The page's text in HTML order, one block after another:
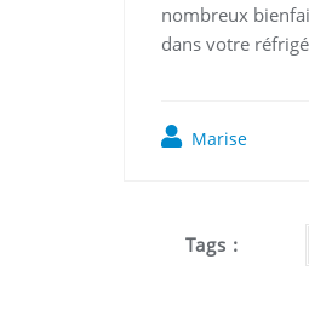
nombreux
dans votre
Marise
Tags :